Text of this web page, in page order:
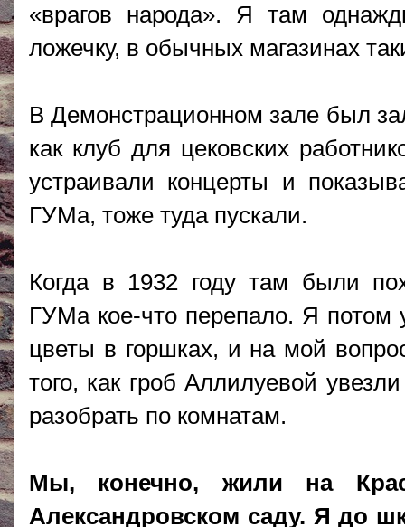
«врагов народа». Я там
ложечку, в обычных магазинах
В Демонстрационном зале был
как клуб для цековских
устраивали концерты и
ГУМа, тоже туда пускали.
Когда в 1932 году там были
ГУМа кое-что перепало. Я потом
цветы в горшках, и на мой
того, как гроб Аллилуевой
разобрать по комнатам.
Мы, конечно, жили на
Александровском саду. Я до